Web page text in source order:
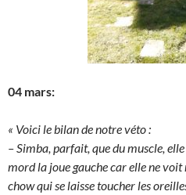
04 mars:
« Voici le bilan de notre véto :
– Simba, parfait, que du muscle,
mord la joue gauche car elle ne
chow qui se laisse toucher les